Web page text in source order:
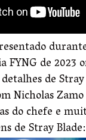
FYNG de 2023
de
Nicholas
do chefe e
de Stray Blade: